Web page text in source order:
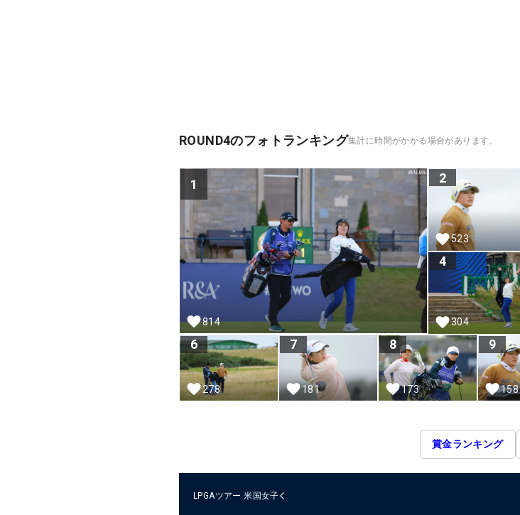
ROUND4のフォトランキング集計に時間がかかる場合があります。
1
814
2
523
4
304
6
278
7
181
8
173
9
158
賞金ランキング
LPGAツアー 米国女子